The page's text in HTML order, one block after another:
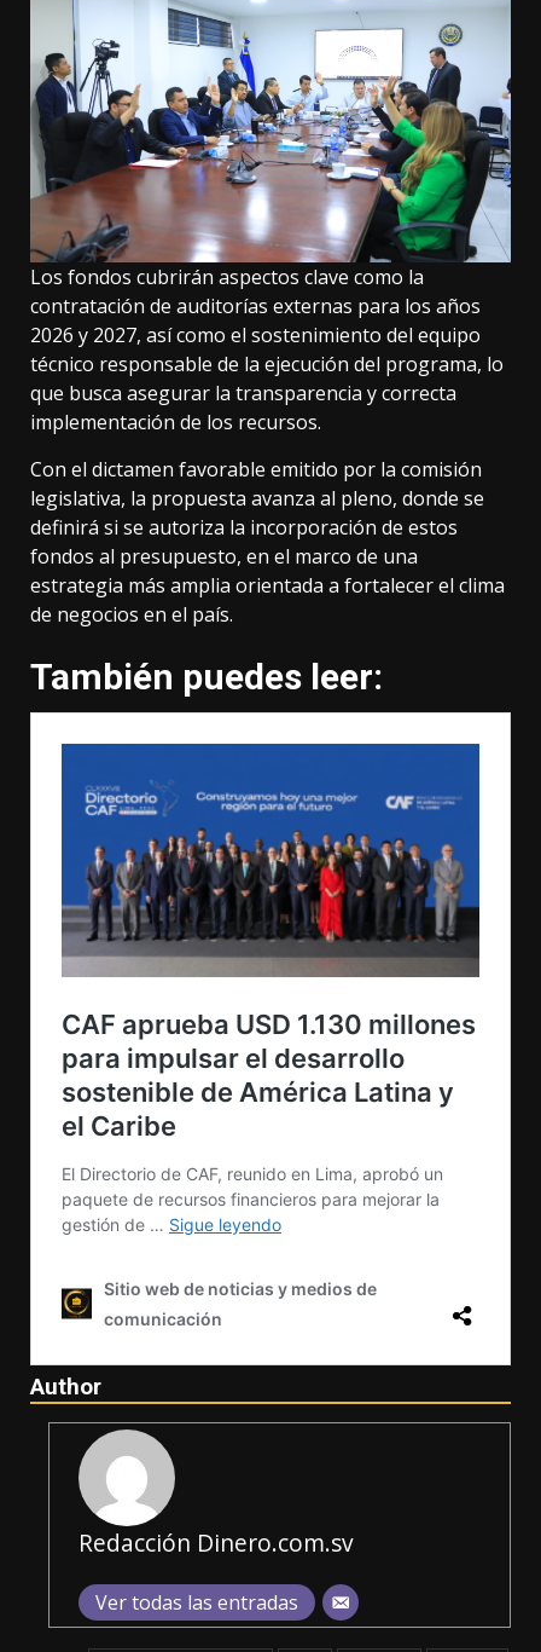
Los fondos cubrirán aspectos clave como la
contratación de auditorías externas para los años
2026 y 2027, así como el sostenimiento del equipo
técnico responsable de la ejecución del programa, lo
que busca asegurar la transparencia y correcta
implementación de los recursos.
Con el dictamen favorable emitido por la comisión
legislativa, la propuesta avanza al pleno, donde se
definirá si se autoriza la incorporación de estos
fondos al presupuesto, en el marco de una
estrategia más amplia orientada a fortalecer el clima
de negocios en el país.
También puedes leer:
Author
Redacción Dinero.com.sv
Ver todas las entradas